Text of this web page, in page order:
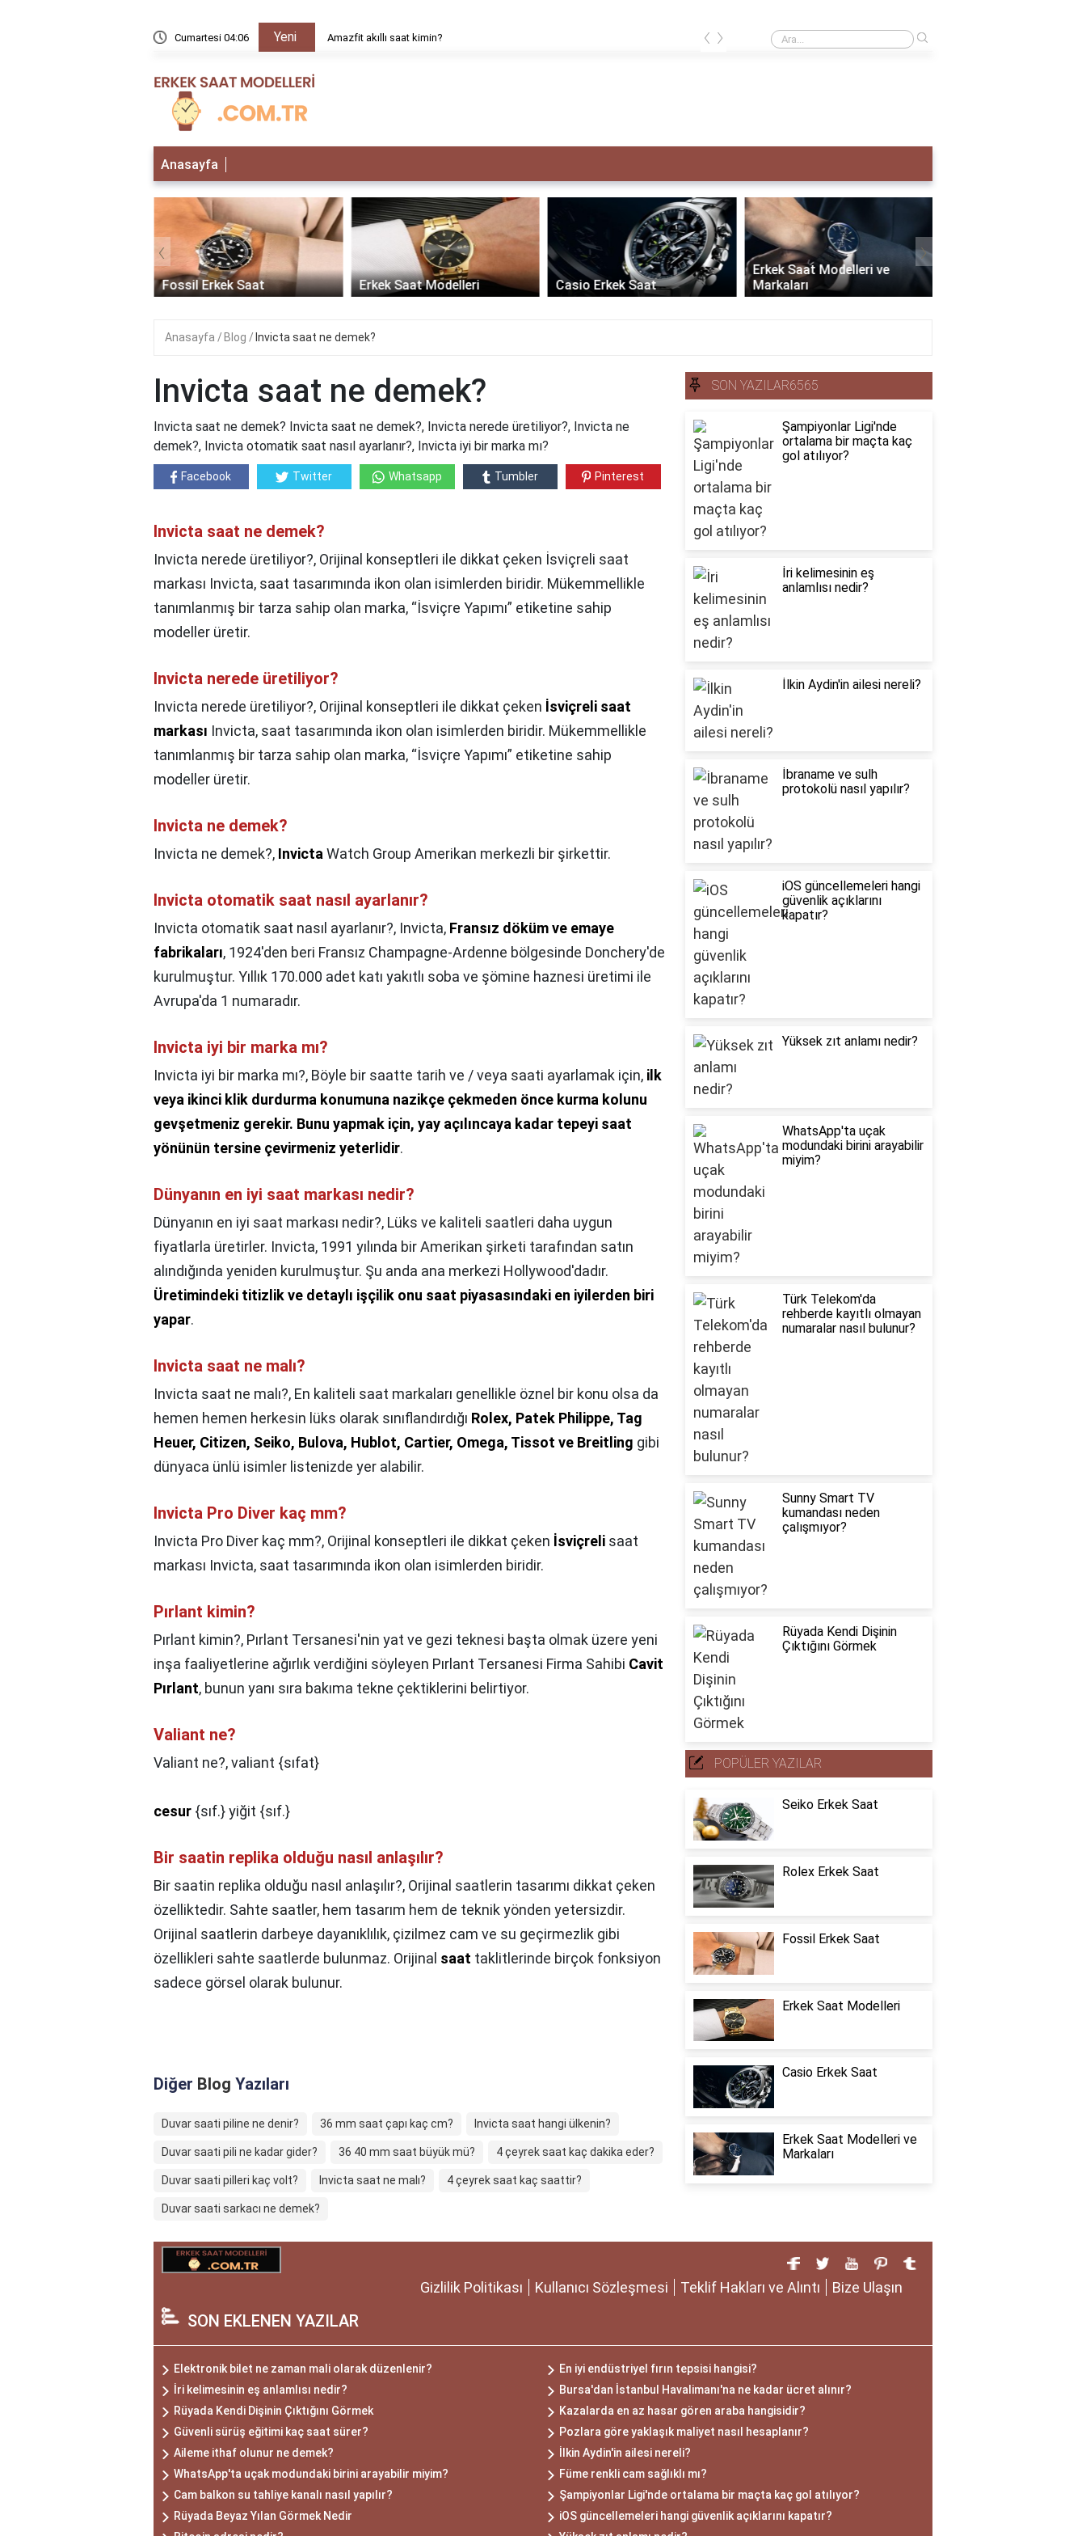
Cumartesi 04:06 Yeni Amazfit akıllı saat kimin? Creative taş ne demek?
‹ ›
Anasayfa
Fossil Erkek Saat Erkek Saat Modelleri Casio Erkek Saat
Erkek Saat Modelleri ve
Markaları
‹ ›
Anasayfa Blog Invicta saat ne demek?
Invicta saat ne demek?
Invicta saat ne demek? Invicta saat ne demek?, Invicta nerede üretiliyor?, Invicta ne
demek?, Invicta otomatik saat nasıl ayarlanır?, Invicta iyi bir marka mı?
Facebook Twitter Whatsapp Tumbler Pinterest
Invicta saat ne demek?
Invicta nerede üretiliyor?, Orijinal konseptleri ile dikkat çeken İsviçreli saat
markası Invicta, saat tasarımında ikon olan isimlerden biridir. Mükemmellikle
tanımlanmış bir tarza sahip olan marka, “İsviçre Yapımı” etiketine sahip
modeller üretir.
Invicta nerede üretiliyor?
Invicta nerede üretiliyor?, Orijinal konseptleri ile dikkat çeken İsviçreli saat
markası Invicta, saat tasarımında ikon olan isimlerden biridir. Mükemmellikle
tanımlanmış bir tarza sahip olan marka, “İsviçre Yapımı” etiketine sahip
modeller üretir.
Invicta ne demek?
Invicta ne demek?, InvictaWatch Group Amerikan merkezli bir şirkettir.
Invicta otomatik saat nasıl ayarlanır?
Invicta otomatik saat nasıl ayarlanır?, Invicta, Fransız döküm ve emaye
fabrikaları, 1924'den beri Fransız Champagne-Ardenne bölgesinde Donchery'de
kurulmuştur. Yıllık 170.000 adet katı yakıtlı soba ve şömine haznesi üretimi ile
Avrupa'da 1 numaradır.
Invicta iyi bir marka mı?
Invicta iyi bir marka mı?, Böyle bir saatte tarih ve / veya saati ayarlamak için, ilk
veya ikinci klik durdurma konumuna nazikçe çekmeden önce kurma kolunu
gevşetmeniz gerekir. Bunu yapmak için, yay açılıncaya kadar tepeyi saat
yönünün tersine çevirmeniz yeterlidir.
Dünyanın en iyi saat markası nedir?
Dünyanın en iyi saat markası nedir?, Lüks ve kaliteli saatleri daha uygun
fiyatlarla üretirler. Invicta, 1991 yılında bir Amerikan şirketi tarafından satın
alındığında yeniden kurulmuştur. Şu anda ana merkezi Hollywood'dadır.
Üretimindeki titizlik ve detaylı işçilik onu saat piyasasındaki en iyilerden biri
yapar.
Invicta saat ne malı?
Invicta saat ne malı?, En kaliteli saat markaları genellikle öznel bir konu olsa da
hemen hemen herkesin lüks olarak sınıflandırdığı Rolex, Patek Philippe, Tag
Heuer, Citizen, Seiko, Bulova, Hublot, Cartier, Omega, Tissot ve Breitling gibi
dünyaca ünlü isimler listenizde yer alabilir.
Invicta Pro Diver kaç mm?
Invicta Pro Diver kaç mm?, Orijinal konseptleri ile dikkat çeken İsviçreli saat
markası Invicta, saat tasarımında ikon olan isimlerden biridir.
Pırlant kimin?
Pırlant kimin?, Pırlant Tersanesi'nin yat ve gezi teknesi başta olmak üzere yeni
inşa faaliyetlerine ağırlık verdiğini söyleyen Pırlant Tersanesi Firma Sahibi Cavit
Pırlant, bunun yanı sıra bakıma tekne çektiklerini belirtiyor.
Valiant ne?
Valiant ne?,valiant {sıfat}
cesur {sıf.} yiğit {sıf.}
Bir saatin replika olduğu nasıl anlaşılır?
Bir saatin replika olduğu nasıl anlaşılır?, Orijinal saatlerin tasarımı dikkat çeken
özelliktedir. Sahte saatler, hem tasarım hem de teknik yönden yetersizdir.
Orijinal saatlerin darbeye dayanıklılık, çizilmez cam ve su geçirmezlik gibi
özellikleri sahte saatlerde bulunmaz. Orijinal saat taklitlerinde birçok fonksiyon
sadece görsel olarak bulunur.
Diğer Blog Yazıları
Duvar saati piline ne denir? 36 mm saat çapı kaç cm? Invicta saat hangi ülkenin?
Duvar saati pili ne kadar gider? 36 40 mm saat büyük mü? 4 çeyrek saat kaç dakika eder?
Duvar saati pilleri kaç volt? Invicta saat ne malı? 4 çeyrek saat kaç saattir?
Duvar saati sarkacı ne demek?
SON YAZILAR6565
Şampiyonlar Ligi'nde
ortalama bir maçta kaç
gol atılıyor?
İri kelimesinin eş
anlamlısı nedir?
İlkin Aydin'in ailesi nereli?
İbraname ve sulh
protokolü nasıl yapılır?
iOS güncellemeleri hangi
güvenlik açıklarını
kapatır?
Yüksek zıt anlamı nedir?
WhatsApp'ta uçak
modundaki birini arayabilir
miyim?
Türk Telekom'da
rehberde kayıtlı olmayan
numaralar nasıl bulunur?
Sunny Smart TV
kumandası neden
çalışmıyor?
Rüyada Kendi Dişinin
Çıktığını Görmek
POPÜLER YAZILAR
Seiko Erkek Saat
Rolex Erkek Saat
Fossil Erkek Saat
Erkek Saat Modelleri
Casio Erkek Saat
Erkek Saat Modelleri ve
Markaları
Gizlilik Politikası Kullanıcı Sözleşmesi Teklif Hakları ve Alıntı Bize Ulaşın
SON EKLENEN YAZILAR
Elektronik bilet ne zaman mali olarak düzenlenir?
En iyi endüstriyel fırın tepsisi hangisi?
İri kelimesinin eş anlamlısı nedir?
Bursa'dan İstanbul Havalimanı'na ne kadar ücret alınır?
Rüyada Kendi Dişinin Çıktığını Görmek
Kazalarda en az hasar gören araba hangisidir?
Güvenli sürüş eğitimi kaç saat sürer?
Pozlara göre yaklaşık maliyet nasıl hesaplanır?
Aileme ithaf olunur ne demek?
İlkin Aydin'in ailesi nereli?
WhatsApp'ta uçak modundaki birini arayabilir miyim?
Füme renkli cam sağlıklı mı?
Cam balkon su tahliye kanalı nasıl yapılır?
Şampiyonlar Ligi'nde ortalama bir maçta kaç gol atılıyor?
Rüyada Beyaz Yılan Görmek Nedir
iOS güncellemeleri hangi güvenlik açıklarını kapatır?